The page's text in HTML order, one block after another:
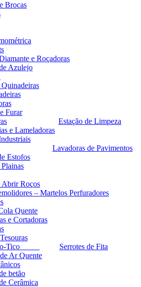
Brocas
e Roçadoras
Azulejo
Furar
Estação de Limpeza
e Lameladoras
Lavadoras de Pavimentos
Estofos
Abrir Roços
– Martelos Perfuradores
Quente
e Cortadoras
Tico
Serrotes de Fita
Ar Quente
betão
Cerâmica